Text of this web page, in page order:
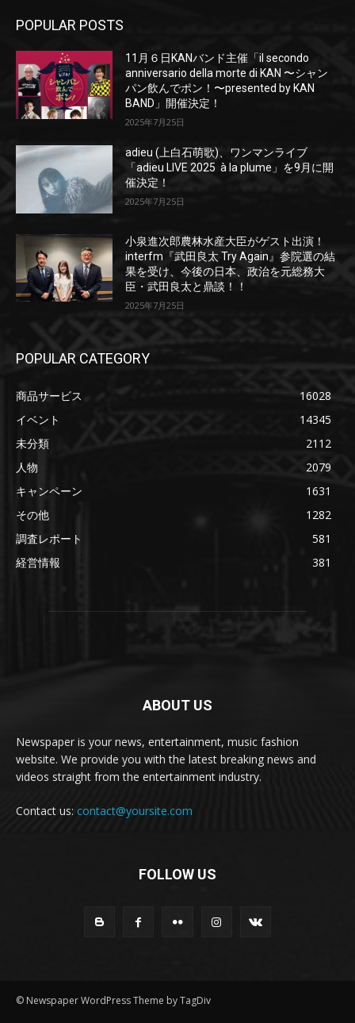
POPULAR POSTS
11月６日KANバンド主催「il secondo
anniversario della morte di KAN 〜シャン
パン飲んでポン！〜presented by KAN
BAND」開催決定！
2025年7月25日
adieu (上白石萌歌)、ワンマンライブ
「adieu LIVE 2025 à la plume」を9月に開
催決定！
2025年7月25日
小泉進次郎農林水産大臣がゲスト出演！
interfm『武田良太 Try Again』参院選の結
果を受け、今後の日本、政治を元総務大
臣・武田良太と鼎談！！
2025年7月25日
POPULAR CATEGORY
商品サービス
16028
イベント
14345
未分類
2112
人物
2079
キャンペーン
1631
その他
1282
調査レポート
581
経営情報
381
ABOUT US
Newspaper is your news, entertainment, music fashion
website. We provide you with the latest breaking news and
videos straight from the entertainment industry.
Contact us: contact@yoursite.com
FOLLOW US
© Newspaper WordPress Theme by TagDiv